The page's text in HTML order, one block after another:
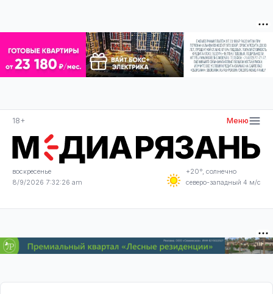
18+ Меню
воскресенье
8/9/2026 7:32:26 am
+20°, солнечно
северо-западный 4 м/с